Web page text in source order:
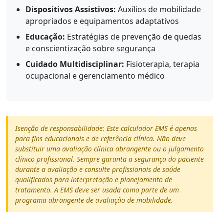
Dispositivos Assistivos: Auxílios de mobilidade
apropriados e equipamentos adaptativos
Educação: Estratégias de prevenção de quedas
e conscientização sobre segurança
Cuidado Multidisciplinar: Fisioterapia, terapia
ocupacional e gerenciamento médico
Isenção de responsabilidade: Este calculador EMS é apenas
para fins educacionais e de referência clínica. Não deve
substituir uma avaliação clínica abrangente ou o julgamento
clínico profissional. Sempre garanta a segurança do paciente
durante a avaliação e consulte profissionais de saúde
qualificados para interpretação e planejamento de
tratamento. A EMS deve ser usada como parte de um
programa abrangente de avaliação de mobilidade.